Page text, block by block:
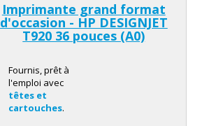
Imprimante grand format
d'occasion - HP DESIGNJET
T920 36 pouces (A0)
Fournis, prêt à
l'emploi avec
têtes et
cartouches.